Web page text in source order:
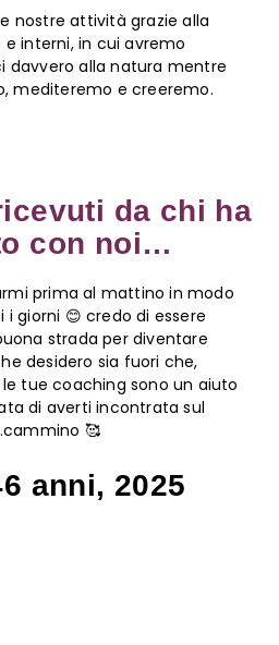
nostre attività grazie alla
e interni, in cui avremo
davvero alla natura mentre
mediteremo e creeremo.
da chi ha
con noi…
prima al mattino in modo
giorni 😊 credo di essere
strada per diventare
desidero sia fuori che,
tue coaching sono un aiuto
di averti incontrata sul
🥰
anni, 2025